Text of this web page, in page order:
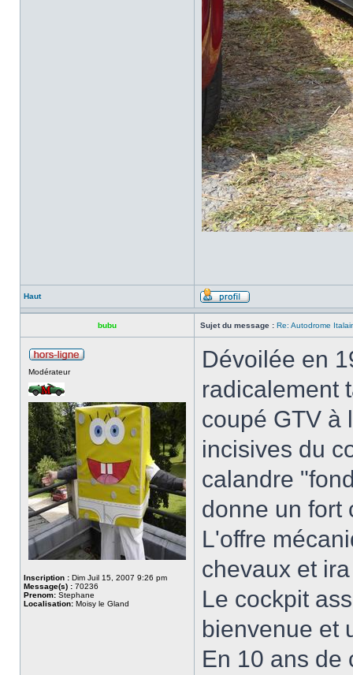
Haut
bubu Sujet du message : Re: Autodrome
Modérateur
Inscription : Dim Juil 15, 2007 9:26 pm
Message(s) : 70236
Prenom: Stephane
Localisation: Moisy le Gland
Dévoilée en
radicalement
coupé GTV à
incisives du
calandre
donne un fort
L'offre
chevaux et
Le cockpit
bienvenue et
En 10 ans de